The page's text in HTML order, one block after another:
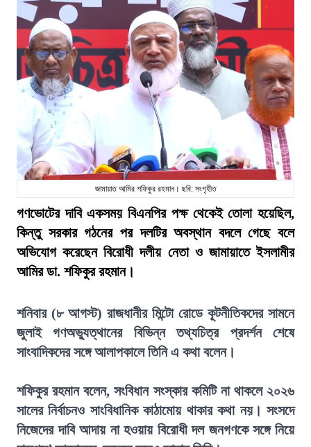
জামায়াত আমির শফিকুর রহমান। ছবি: সংগৃহীত
গণভোটের দাবি একসময় বিএনপির পক্ষ থেকেই তোলা হয়েছিল,
কিন্তু সরকার গঠনের পর দলটির অবস্থান বদলে গেছে বলে
অভিযোগ করেছেন বিরোধী দলীয় নেতা ও জামায়াতে ইসলামীর
আমির ডা. শফিকুর রহমান।
শনিবার (৮ আগস্ট) রাজধানীর মিন্টো রোডে কূটনীতিকদের সামনে
জুলাই গণঅভ্যুত্থানের বিভিন্ন তথ্যচিত্র প্রদর্শন শেষে
সাংবাদিকদের সঙ্গে আলাপকালে তিনি এ কথা বলেন।
শফিকুর রহমান বলেন, সংবিধান সংস্কার কমিটি না থাকলে ২০২৬
সালের নির্বাচনও সাংবিধানিক কাঠামোয় থাকার কথা নয়। সংসদে
নিজেদের দাবি আদায় না হওয়ায় বিরোধী দল জনগণকে সঙ্গে নিয়ে